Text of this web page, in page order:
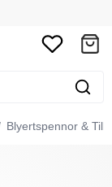
Blyertspennor &